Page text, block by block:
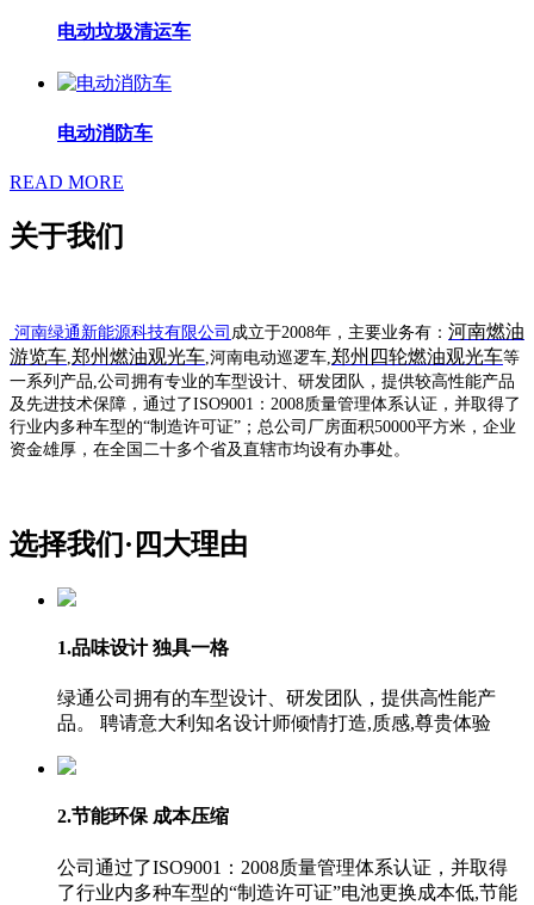
电动垃圾清运车
电动消防车
READ MORE
关于我们
河南绿通新能源科技有限公司 成立于2008年， 主要业务有： 河南燃油
游览车 郑州燃油观光车 ,河南电动巡逻车, 郑州四轮燃油观光车等
一系列产品,公司拥有专业的车型设计、研发团队，提供较高性能产品
及先进技术保障，通过了ISO9001：2008质量管理体系认证，并取得了
行业内多种车型的“制造许可证”；总公司厂房面积50000平方米，企业
资金雄厚，在全国二十多个省及直辖市均设有办事处。
选择我们· 四大理由
1.品味设计 独具一格
绿通公司拥有的车型设计、研发团队，提供高性能产
品。 聘请意大利知名设计师倾情打造,质感,尊贵体验
2.节能环保 成本压缩
公司通过了ISO9001：2008质量管理体系认证，并取得
了行业内多种车型的“制造许可证”电池更换成本低,节能